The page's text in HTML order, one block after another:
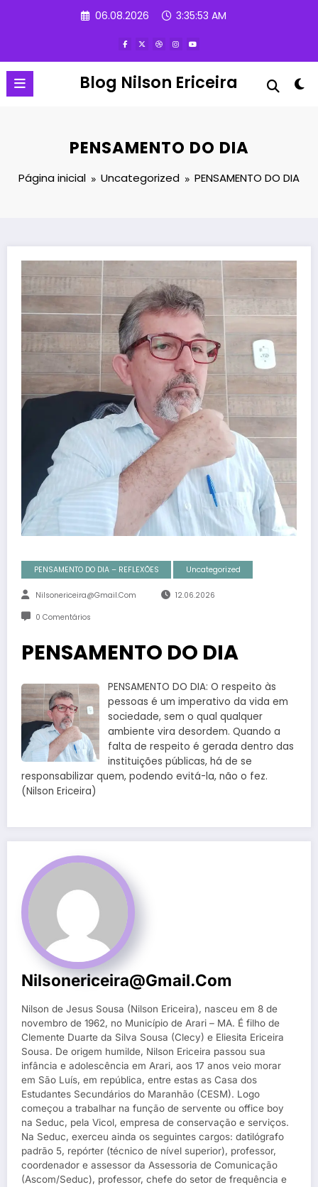
06.08.2026 3:35:54 AM
Blog Nilson Ericeira
PENSAMENTO DO DIA
Página inicial Uncategorized PENSAMENTO DO DIA
PENSAMENTO DO DIA – REFLEXÕES Uncategorized
Nilsonericeira@gmail.com 12.06.2026
0 Comentários
PENSAMENTO DO DIA
PENSAMENTO DO DIA: O respeito às
pessoas é um imperativo da vida em
sociedade, sem o qual qualquer
ambiente vira desordem. Quando a
falta de respeito é gerada dentro das
instituições públicas, há de se
responsabilizar quem, podendo evitá-la, não o fez.
(Nilson Ericeira)
Nilsonericeira@gmail.com
Nilson de Jesus Sousa (Nilson Ericeira), nasceu em 8 de
novembro de 1962, no Município de Arari – MA. É filho de
Clemente Duarte da Silva Sousa (Clecy) e Eliesita Ericeira
Sousa. De origem humilde, Nilson Ericeira passou sua
infância e adolescência em Arari, aos 17 anos veio morar
em São Luís, em república, entre estas as Casa dos
Estudantes Secundários do Maranhão (CESM). Logo
começou a trabalhar na função de servente ou office boy
na Seduc, pela Vicol, empresa de conservação e serviços.
Na Seduc, exerceu ainda os seguintes cargos: datilógrafo
padrão 5, repórter (técnico de nível superior), professor,
coordenador e assessor da Assessoria de Comunicação
(Ascom/Seduc), professor, chefe do setor de frequência e